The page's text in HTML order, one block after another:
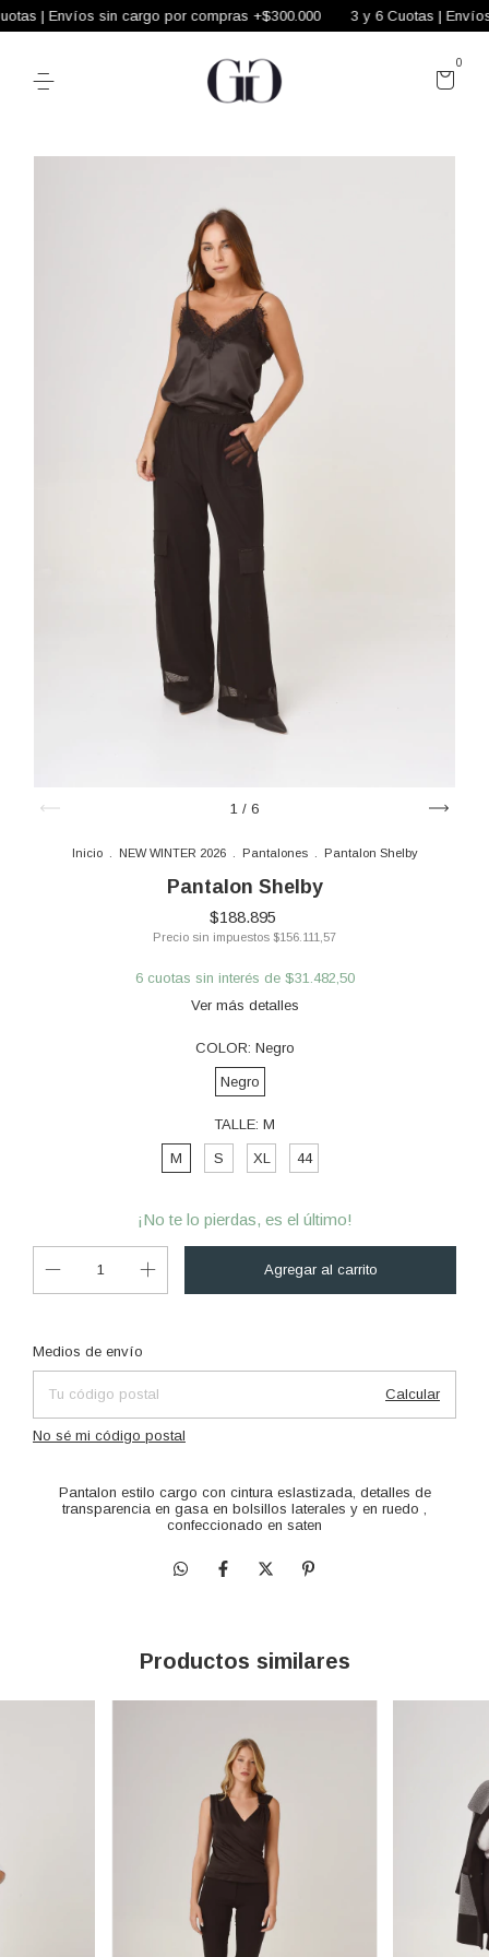
| Envíos sin cargo por compras +$300.000 3 y 6 Cuotas | Envíos
0
1 / 6
Inicio NEW WINTER 2026 Pantalones Pantalon Shelby
Pantalon Shelby
$188.895
Precio sin impuestos $156.111,57
6 cuotas sin interés de $31.482,50
Ver más detalles
COLOR: Negro
Negro
TALLE: M
M S XL 44
¡No te lo pierdas, es el último!
Entregas para el CP:
Medios de envío
Calcular
No sé mi código postal
Pantalon estilo cargo con cintura eslastizada, detalles de
transparencia en gasa en bolsillos laterales y en ruedo ,
confeccionado en saten
Productos similares